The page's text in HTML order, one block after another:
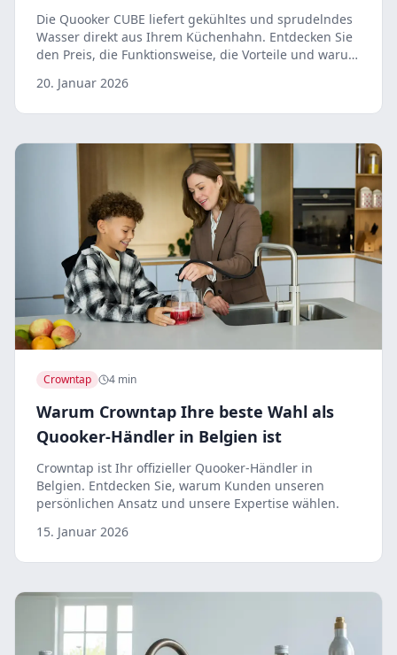
(2026)
Die Quooker CUBE liefert gekühltes und sprudelndes
Wasser direkt aus Ihrem Küchenhahn. Entdecken Sie
den Preis, die Funktionsweise, die Vorteile und warum
20. Januar 2026
Crowntap 4 min
Warum Crowntap Ihre beste Wahl als
Quooker-Händler in Belgien ist
Crowntap ist Ihr offizieller Quooker-Händler in
Belgien. Entdecken Sie, warum Kunden unseren
persönlichen Ansatz und unsere Expertise wählen.
15. Januar 2026